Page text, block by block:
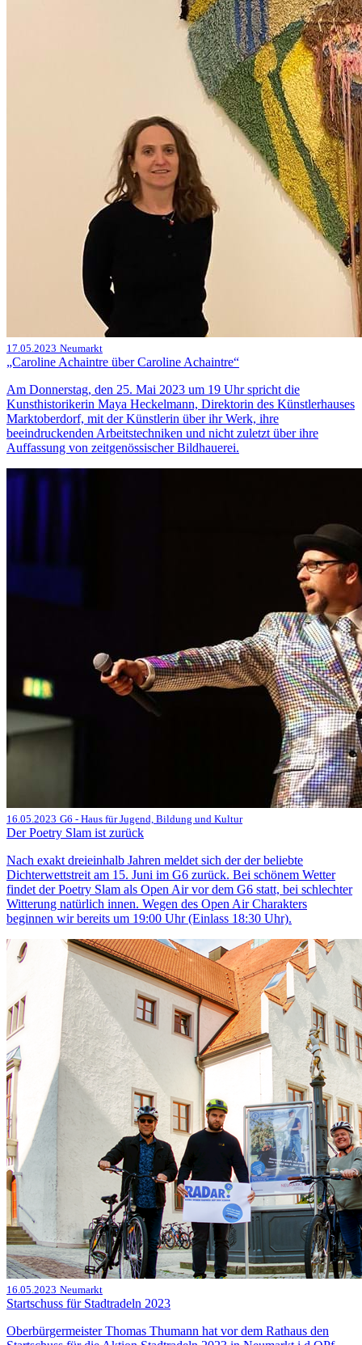
17.05.2023 Neumarkt
„Caroline Achaintre über Caroline Achaintre“
Am Donnerstag, den 25. Mai 2023 um 19 Uhr spricht die
Kunsthistorikerin Maya Heckelmann, Direktorin des Künstlerhauses
Marktoberdorf, mit der Künstlerin über ihr Werk, ihre
beeindruckenden Arbeitstechniken und nicht zuletzt über ihre
Auffassung von zeitgenössischer Bildhauerei.
16.05.2023 G6 - Haus für Jugend, Bildung und Kultur
Der Poetry Slam ist zurück
Nach exakt dreieinhalb Jahren meldet sich der der beliebte
Dichterwettstreit am 15. Juni im G6 zurück. Bei schönem Wetter
findet der Poetry Slam als Open Air vor dem G6 statt, bei schlechter
Witterung natürlich innen. Wegen des Open Air Charakters
beginnen wir bereits um 19:00 Uhr (Einlass 18:30 Uhr).
16.05.2023 Neumarkt
Startschuss für Stadtradeln 2023
Oberbürgermeister Thomas Thumann hat vor dem Rathaus den